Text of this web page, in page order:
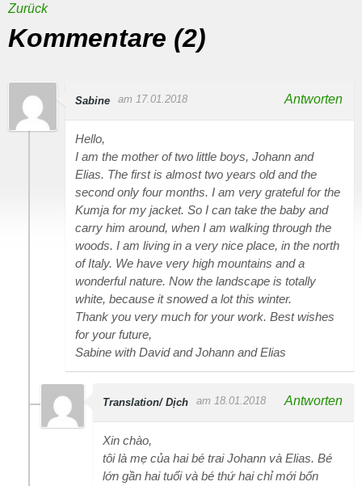
Zurück
Kommentare (2)
Sabine am 17.01.2018 Antworten
Hello,
I am the mother of two little boys, Johann and
Elias. The first is almost two years old and the
second only four months. I am very grateful for the
Kumja for my jacket. So I can take the baby and
carry him around, when I am walking through the
woods. I am living in a very nice place, in the north
of Italy. We have very high mountains and a
wonderful nature. Now the landscape is totally
white, because it snowed a lot this winter.
Thank you very much for your work. Best wishes
for your future,
Sabine with David and Johann and Elias
Translation/ Dịch am 18.01.2018 Antworten
Xin chào,
tôi là mẹ của hai bé trai Johann và Elias. Bé
lớn gần hai tuổi và bé thứ hai chỉ mới bốn